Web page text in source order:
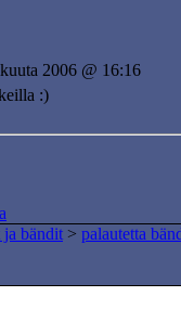
2006 @ 16:16
:)
bändit > palautetta